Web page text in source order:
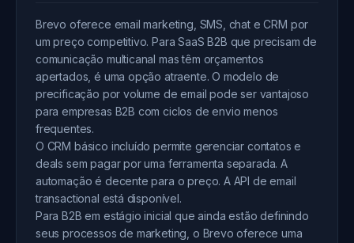
Brevo oferece email marketing, SMS, chat e CRM por
um preço competitivo. Para SaaS B2B que precisam de
comunicação multicanal mas têm orçamentos
apertados, é uma opção atraente. O modelo de
precificação por volume de email pode ser vantajoso
para empresas B2B com ciclos de envio menos
frequentes.
O CRM básico incluído permite gerenciar contatos e
deals sem pagar por uma ferramenta separada. A
automação é decente para o preço. A API de email
transactional está disponível.
Para B2B em estágio inicial que ainda estão definindo
seus processos de marketing, o Brevo oferece uma